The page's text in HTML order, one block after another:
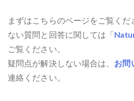
まずはこちらのページをご覧くだ
ない質問と回答に関しては「
ご覧ください。
疑問点が解決しない場合は、 お問
連絡ください。